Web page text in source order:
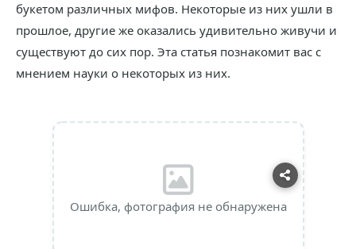
букетом различных мифов. Некоторые из них ушли в
прошлое, другие же оказались удивительно живучи и
существуют до сих пор. Эта статья познакомит вас с
мнением науки о некоторых из них.
Ошибка, фотография не обнаружена